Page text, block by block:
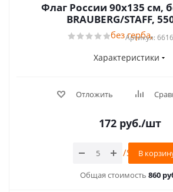
Флаг России 90х135 см,
BRAUBERG/STAFF,
Артикул:
Характеристики
Отложить
172руб./шт
В
Общая стоимость 860